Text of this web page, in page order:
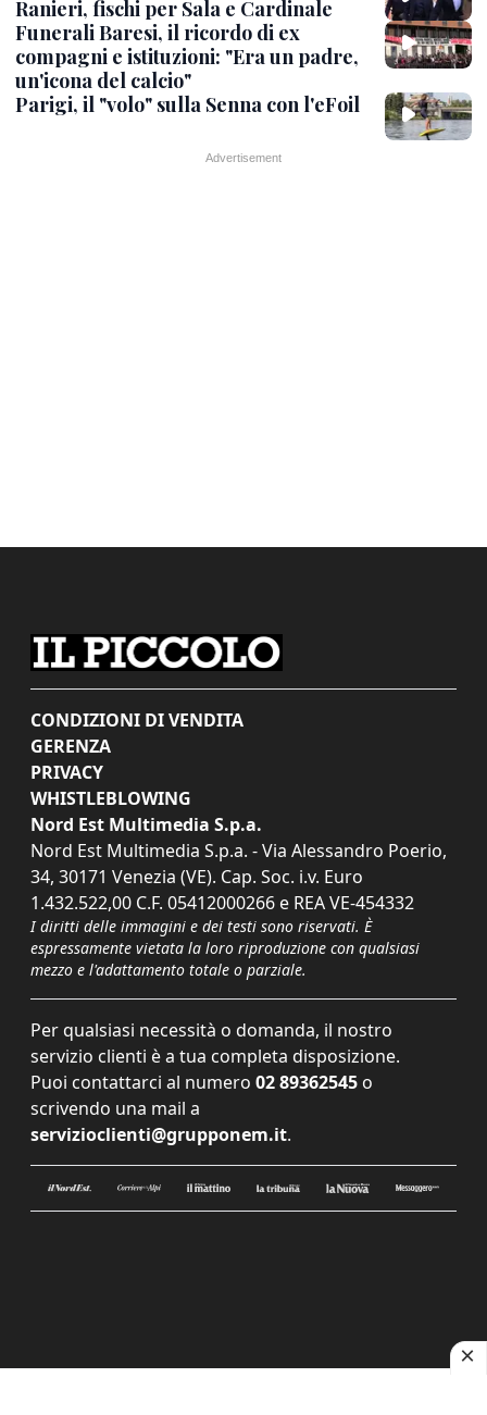
Ranieri, fischi per Sala e Cardinale
Funerali Baresi, il ricordo di ex
compagni e istituzioni: "Era un padre,
un'icona del calcio"
Parigi, il "volo" sulla Senna con l'eFoil
CONDIZIONI DI VENDITA
GERENZA
PRIVACY
WHISTLEBLOWING
Nord Est Multimedia S.p.a.
Nord Est Multimedia S.p.a. - Via Alessandro Poerio,
34, 30171 Venezia (VE). Cap. Soc. i.v. Euro
1.432.522,00 C.F. 05412000266 e REA VE-454332
I diritti delle immagini e dei testi sono riservati. È
espressamente vietata la loro riproduzione con qualsiasi
mezzo e l'adattamento totale o parziale.
Per qualsiasi necessità o domanda, il nostro
servizio clienti è a tua completa disposizione.
Puoi contattarci al numero 02 89362545 o
scrivendo una mail a
servizioclienti@grupponem.it.